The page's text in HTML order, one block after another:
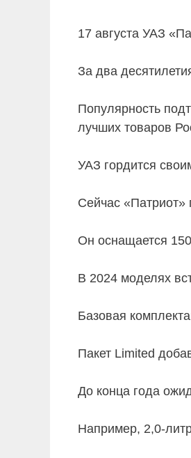
17 августа УАЗ
За два
Популярность
лучших товаров
УАЗ гордится
Сейчас «Патриот»
Он оснащается
В 2024 моделях
Базовая
Пакет Limited
До конца года
Например, 2,0-